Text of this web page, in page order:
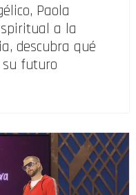
Paola
a la
descubra qué
futuro